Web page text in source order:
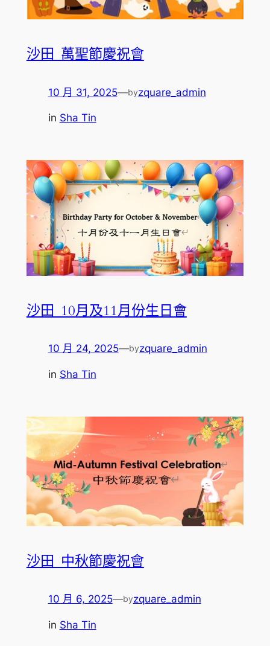
沙田_萬聖節慶祝會
10 月 31, 2025—byzquare_admin
in Sha Tin
沙田_10月及11月份生日會
10 月 24, 2025—byzquare_admin
in Sha Tin
沙田_中秋節慶祝會
10 月 6, 2025—byzquare_admin
in Sha Tin